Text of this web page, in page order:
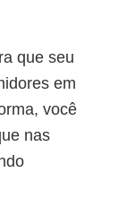
que seu
em
você
nas